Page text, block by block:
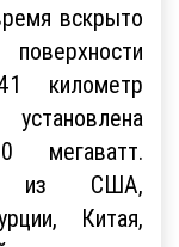
вскрыто
километр
мегаватт.
из США,
Китая,